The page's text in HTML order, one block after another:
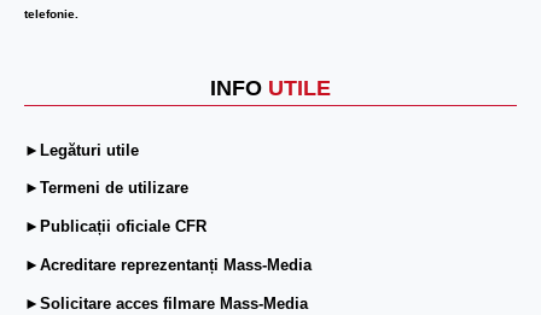
telefonie.
INFO UTILE
►Legături utile
►Termeni de utilizare
►Publicații oficiale CFR
►Acreditare reprezentanți Mass-Media
►Solicitare acces filmare Mass-Media